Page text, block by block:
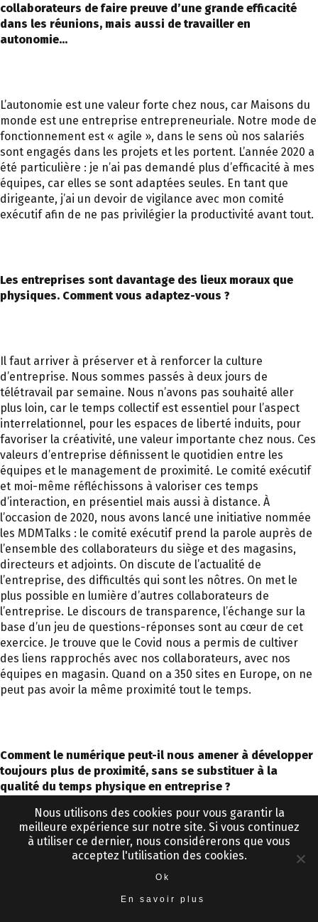
collaborateurs de faire preuve d’une grande efficacité
dans les réunions, mais aussi de travailler en
autonomie…
L’autonomie est une valeur forte chez nous, car Maisons du
monde est une entreprise entrepreneuriale. Notre mode de
fonctionnement est « agile », dans le sens où nos salariés
sont engagés dans les projets et les portent. L’année 2020 a
été particulière : je n’ai pas demandé plus d’efficacité à mes
équipes, car elles se sont adaptées seules. En tant que
dirigeante, j’ai un devoir de vigilance avec mon comité
exécutif afin de ne pas privilégier la productivité avant tout.
Les entreprises sont davantage des lieux moraux que
physiques. Comment vous adaptez-vous ?
Il faut arriver à préserver et à renforcer la culture
d’entreprise. Nous sommes passés à deux jours de
télétravail par semaine. Nous n’avons pas souhaité aller
plus loin, car le temps collectif est essentiel pour l’aspect
interrelationnel, pour les espaces de liberté induits, pour
favoriser la créativité, une valeur importante chez nous. Ces
valeurs d’entreprise définissent le quotidien entre les
équipes et le management de proximité. Le comité exécutif
et moi-même réfléchissons à valoriser ces temps
d’interaction, en présentiel mais aussi à distance. À
l’occasion de 2020, nous avons lancé une initiative nommée
les MDMTalks : le comité exécutif prend la parole auprès de
l’ensemble des collaborateurs du siège et des magasins,
directeurs et adjoints. On discute de l’actualité de
l’entreprise, des difficultés qui sont les nôtres. On met le
plus possible en lumière d’autres collaborateurs de
l’entreprise. Le discours de transparence, l’échange sur la
base d’un jeu de questions-réponses sont au cœur de cet
exercice. Je trouve que le Covid nous a permis de cultiver
des liens rapprochés avec nos collaborateurs, avec nos
équipes en magasin. Quand on a 350 sites en Europe, on ne
peut pas avoir la même proximité tout le temps.
Comment le numérique peut-il nous amener à développer
toujours plus de proximité, sans se substituer à la
qualité du temps physique en entreprise ?
Avant de prendre mes fonctions, j’ai fait durant trois mois le
participé à 40 dîners avec des directeurs régionaux et de
magasins, ce qui m’a permis de sentir le pouls de
Nous utilisons des cookies pour vous garantir la
meilleure expérience sur notre site. Si vous continuez
à utiliser ce dernier, nous considérerons que vous
acceptez l'utilisation des cookies.
Ok
En savoir plus